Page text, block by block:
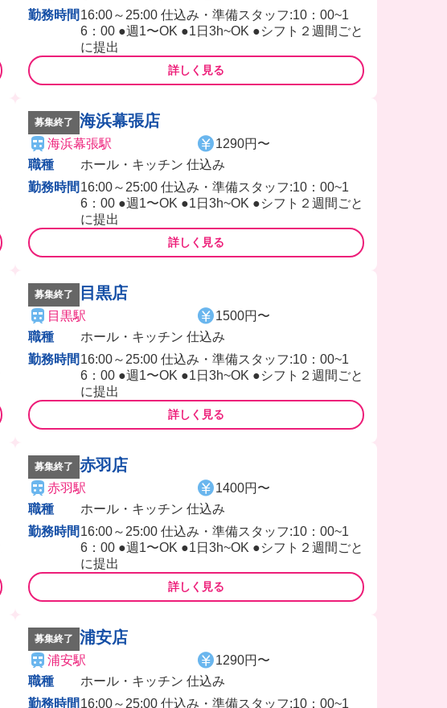
勤務時間 16:00～25:00 仕込み・準備スタッフ:10：00~1
6：00 ●週1〜OK ●1日3h~OK ●シフト２週間ごと
に提出
詳しく見る
募集終了 海浜幕張店
海浜幕張駅
1290円〜
職種
ホール・キッチン 仕込み
勤務時間 16:00～25:00 仕込み・準備スタッフ:10：00~1
6：00 ●週1〜OK ●1日3h~OK ●シフト２週間ごと
に提出
詳しく見る
募集終了 目黒店
目黒駅
1500円〜
職種
ホール・キッチン 仕込み
勤務時間 16:00～25:00 仕込み・準備スタッフ:10：00~1
6：00 ●週1〜OK ●1日3h~OK ●シフト２週間ごと
に提出
詳しく見る
募集終了 赤羽店
赤羽駅
1400円〜
職種
ホール・キッチン 仕込み
勤務時間 16:00～25:00 仕込み・準備スタッフ:10：00~1
6：00 ●週1〜OK ●1日3h~OK ●シフト２週間ごと
に提出
詳しく見る
募集終了 浦安店
浦安駅
1290円〜
職種
ホール・キッチン 仕込み
勤務時間 16:00～25:00 仕込み・準備スタッフ:10：00~1